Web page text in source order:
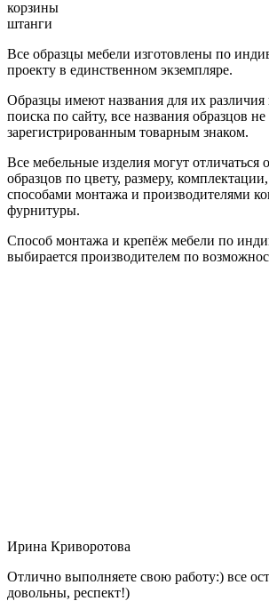
корзины
штанги
Все образцы мебели изготовлены по
проекту в единственном экземпляре.
Образцы имеют названия для их различия
поиска по сайту, все названия образцов
зарегистрированным товарным знаком.
Все мебельные изделия могут отличаться
образцов по цвету, размеру,
способами монтажа и производителями
фурнитуры.
Способ монтажа и крепёж мебели по
выбирается производителем по
Ирина Криворотова
Отлично выполняете свою работу:) все
довольны, респект!)